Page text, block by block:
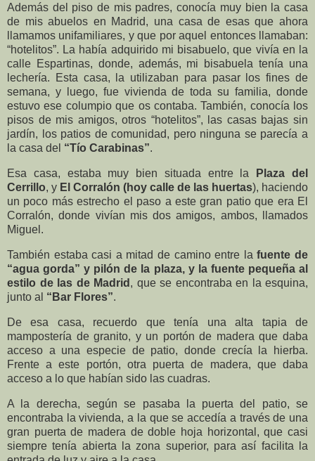
Además del piso de mis padres, conocía muy bien la casa
de mis abuelos en Madrid, una casa de esas que ahora
llamamos unifamiliares, y que por aquel entonces llamaban:
“hotelitos”. La había adquirido mi bisabuelo, que vivía en la
calle Espartinas, donde, además, mi bisabuela tenía una
lechería. Esta casa, la utilizaban para pasar los fines de
semana, y luego, fue vivienda de toda su familia, donde
estuvo ese columpio que os contaba. También, conocía los
pisos de mis amigos, otros “hotelitos”, las casas bajas sin
jardín, los patios de comunidad, pero ninguna se parecía a
la casa del “Tío Carabinas”.
Esa casa, estaba muy bien situada entre la
Plaza del
Cerrillo, y El Corralón (hoy calle de las huertas), haciendo
un poco más estrecho el paso a este gran patio que era El
Corralón, donde vivían mis dos amigos, ambos, llamados
Miguel.
También estaba casi a mitad de camino entre lafuente de
“agua gorda” y pilón de la plaza, y la fuente pequeña al
estilo de las de Madrid , que se encontraba en la esquina,
junto al “Bar Flores”.
De esa casa, recuerdo que tenía una alta tapia de
mampostería de granito, y un portón de madera que daba
acceso a una especie de patio, donde crecía la hierba.
Frente a este portón, otra puerta de madera, que daba
acceso a lo que habían sido las cuadras.
A la derecha, según se pasaba la puerta del patio, se
encontraba la vivienda, a la que se accedía a través de una
gran puerta de madera de doble hoja horizontal, que casi
siempre tenía abierta la zona superior, para así facilita la